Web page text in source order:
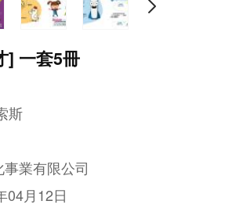
] 一套5冊
斯
業有限公司
04月12日